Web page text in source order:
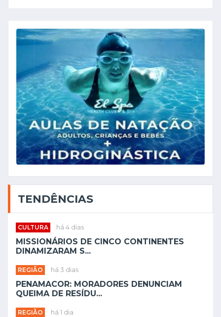
TENDÊNCIAS
CULTURA há 4 dias
MISSIONÁRIOS DE CINCO CONTINENTES
DINAMIZARAM S...
REGIÃO há 3 dias
PENAMACOR: MORADORES DENUNCIAM
QUEIMA DE RESÍDU...
REGIÃO há 1 dia